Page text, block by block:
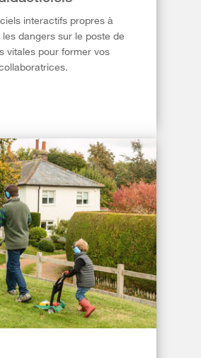
interactifs propres à
dangers sur le poste de
vitales pour former vos